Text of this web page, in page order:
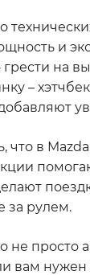
и
на
–
что в
за рулем.
не просто
нужен